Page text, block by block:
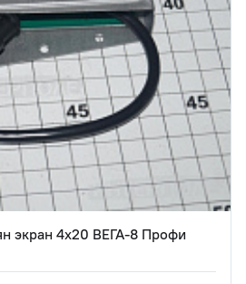
экран 4х20 ВЕГА-8 Профи